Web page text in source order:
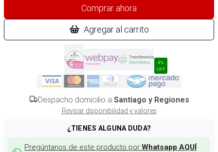
Comprar ahora
Agregar al carrito
4%
OFF
Despacho domicilio a Santiago y Regiones
Revisar disponibilidad y valores
¿TIENES ALGUNA DUDA?
Pregúntanos de este producto por Whatsapp AQUÍ